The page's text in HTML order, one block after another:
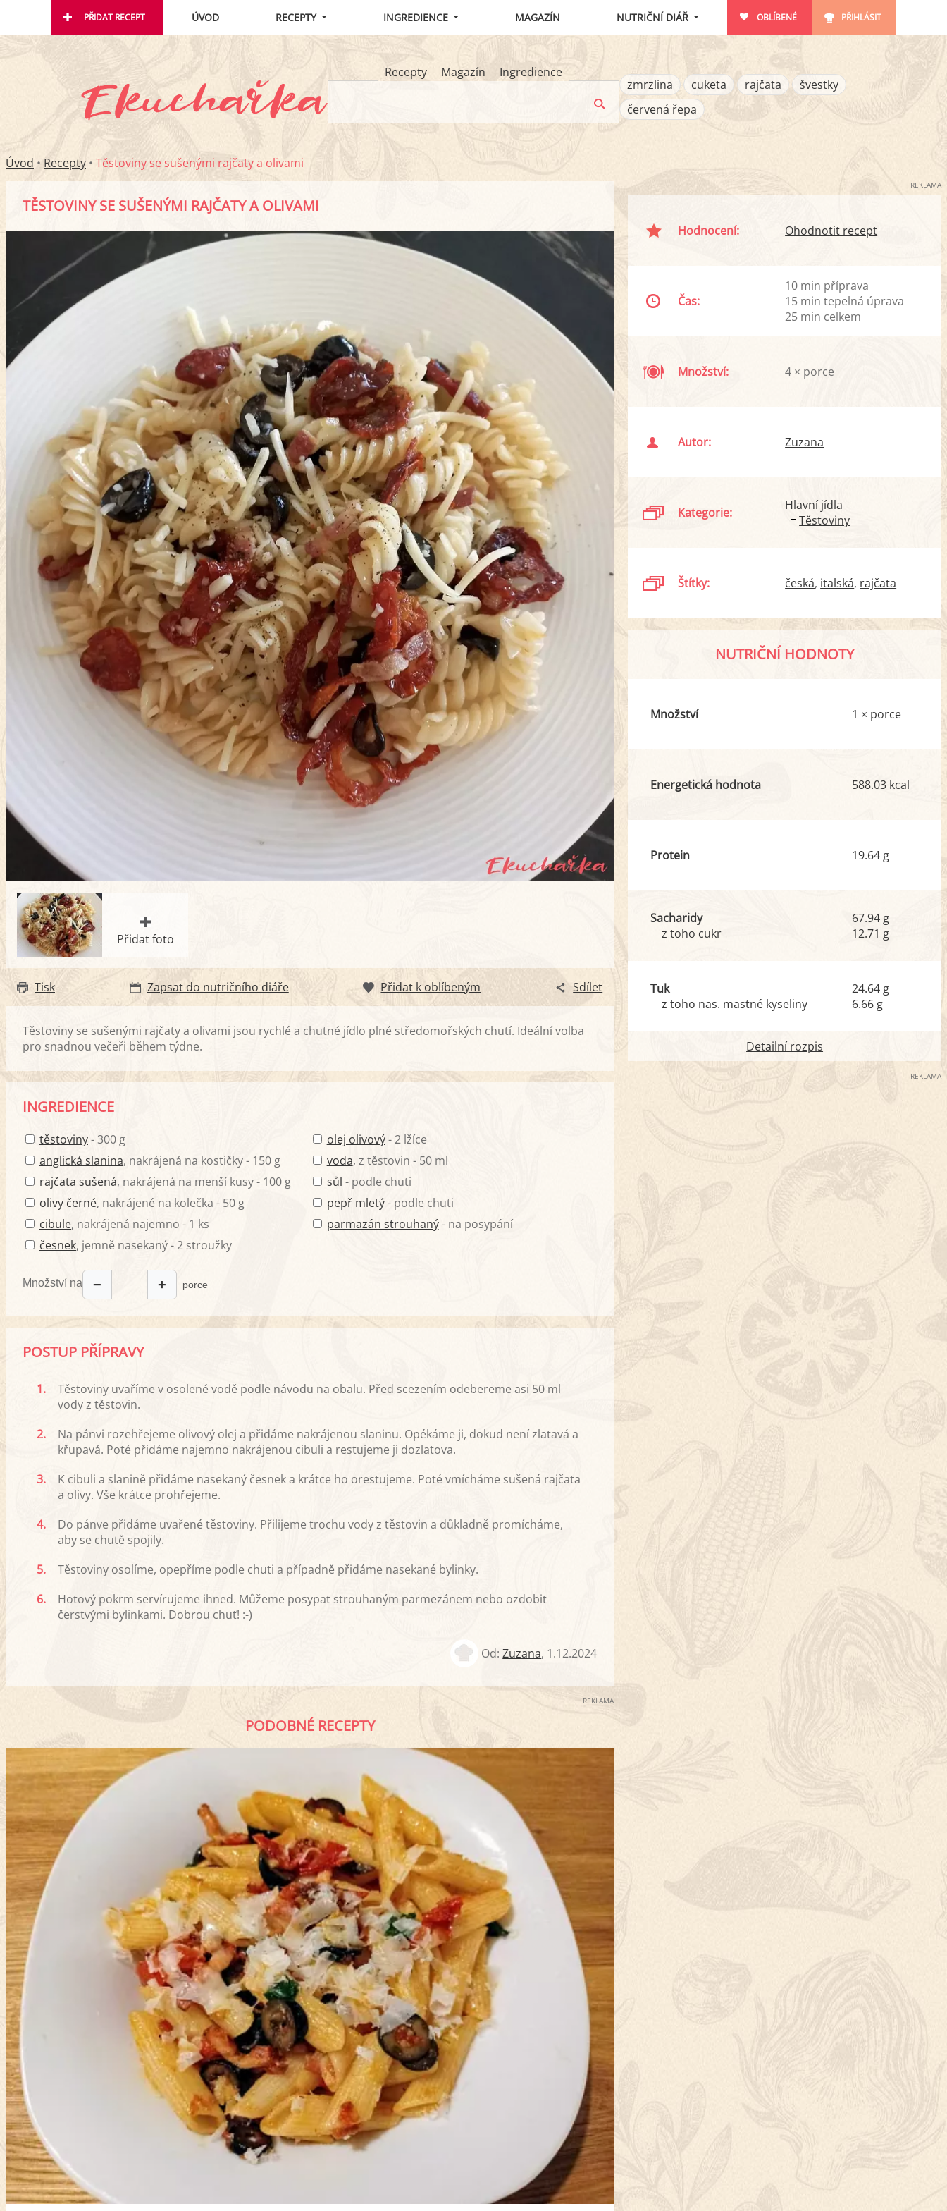
PŘIDAT RECEPT ÚVOD RECEPTY INGREDIENCE MAGAZÍN NUTRIČNÍ DIÁŘ OBLÍBENÉ PŘIHLÁSIT
Recepty Magazín
Ingredience
zmrzlina
cuketa rajčata
švestky
červená řepa
Úvod • Recepty • Těstoviny se sušenými rajčaty a olivami
TĚSTOVINY SE SUŠENÝMI RAJČATY A OLIVAMI
Přidat foto
Tisk Zapsat do nutričního diáře Přidat k oblíbeným Sdílet
Těstoviny se sušenými rajčaty a olivami jsou rychlé a chutné jídlo plné středomořských chutí. Ideální volba
pro snadnou večeři během týdne.
INGREDIENCE
těstoviny- 300 g
anglická slanina, nakrájená na kostičky - 150 g
rajčata sušená, nakrájená na menší kusy - 100 g
olivy černé, nakrájené na kolečka - 50 g
cibule, nakrájená najemno - 1 ks
česnek, jemně nasekaný - 2 stroužky
olej olivový- 2 lžíce
voda, z těstovin - 50 ml
sůl - podle chuti
pepř mletý- podle chuti
parmazán strouhaný- na posypání
Množství na − + porce
POSTUP PŘÍPRAVY
1.
Těstoviny uvaříme v osolené vodě podle návodu na obalu. Před scezením odebereme asi 50 ml
vody z těstovin.
2.
Na pánvi rozehřejeme olivový olej a přidáme nakrájenou slaninu. Opékáme ji, dokud není zlatavá a
křupavá. Poté přidáme najemno nakrájenou cibuli a restujeme ji dozlatova.
3.
K cibuli a slanině přidáme nasekaný česnek a krátce ho orestujeme. Poté vmícháme sušená rajčata
a olivy. Vše krátce prohřejeme.
4.
Do pánve přidáme uvařené těstoviny. Přilijeme trochu vody z těstovin a důkladně promícháme,
aby se chutě spojily.
5.
Těstoviny osolíme, opepříme podle chuti a případně přidáme nasekané bylinky.
6.
Hotový pokrm servírujeme ihned. Můžeme posypat strouhaným parmezánem nebo ozdobit
čerstvými bylinkami. Dobrou chuť! :-)
Od:Zuzana, 1.12.2024
REKLAMA
PODOBNÉ RECEPTY
REKLAMA
Hodnocení: Ohodnotit recept
Čas:
10 min příprava
15 min tepelná úprava
25 min celkem
Množství: 4 × porce
Autor: Zuzana
Kategorie:
Hlavní jídla
Těstoviny
Štítky: česká italská rajčata
NUTRIČNÍ HODNOTY
Množství 1 × porce
Energetická hodnota 588.03 kcal
Protein 19.64 g
Sacharidy
z toho cukr
67.94 g
12.71 g
Tuk
z toho nas. mastné kyseliny
24.64 g
6.66 g
Detailní rozpis
REKLAMA